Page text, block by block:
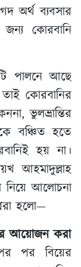
অর্থ ব্যবসার
কোরবানি
পালনে আছে
তাই কোরবানির
ভুলভ্রান্তির
বঞ্চিত হতে
হয় না।
আহমাদুল্লাহ
নিয়ে আলোচনা
হলো—
আয়োজন করা
পর বিয়ের